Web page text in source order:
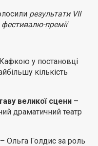
результати VII
премії
у постановці
кількість
великої сцени –
драматичний театр
– Ольга Голдис за роль